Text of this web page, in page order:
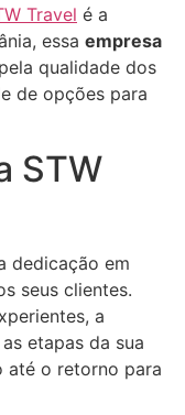
Travel é a
essa empresa
qualidade dos
de opções para
STW
dedicação em
seus clientes.
a
etapas da sua
até o retorno para